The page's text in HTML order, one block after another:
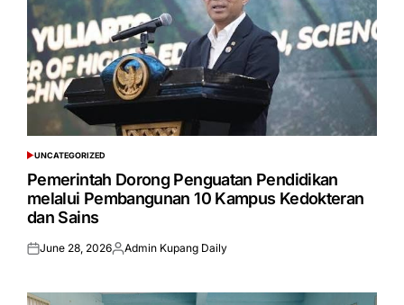
POSTED
IN
UNCATEGORIZED
Pemerintah Dorong Penguatan Pendidikan
melalui Pembangunan 10 Kampus Kedokteran
dan Sains
Posted
June 28, 2026Posted
Admin Kupang Daily